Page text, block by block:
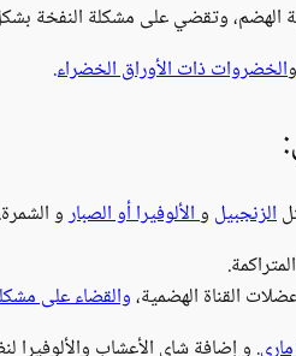
الهضم، وتقضي على مشكلة النفخة
الخضروات ذات الأوراق الخضراء.
الزنجبيل والألوفيرا أو الصبارو الشمرة.
القناة الهضمية،والقضاء على